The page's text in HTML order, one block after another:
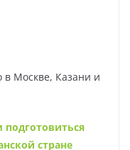
в Москве, Казани и
стране